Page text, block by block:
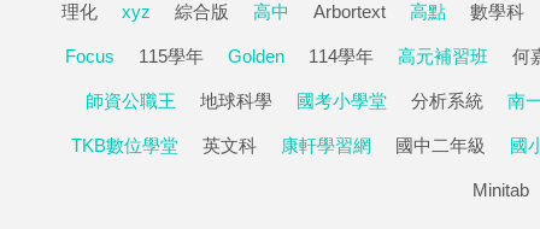
理化 xyz 綜合版 高中 Arbortext 高點 數學科
Focus 115學年 Golden 114學年 高元補習班 何
師資公職王 地球科學 國考小學堂 分析系統 南
TKB數位學堂 英文科 康軒學習網 國中二年級 國
Minitab